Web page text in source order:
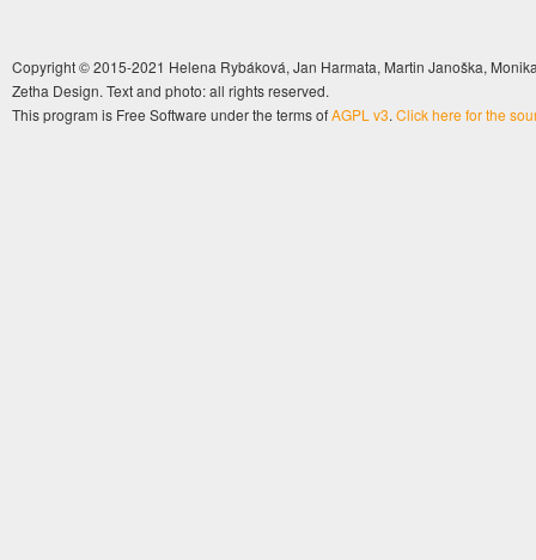
Copyright © 2015-2021 Helena Rybáková, Jan Harmata, Martin Janoška,
Zetha Design. Text and photo: all rights reserved.
This program is Free Software under the terms ofAGPL v3. Click here for the